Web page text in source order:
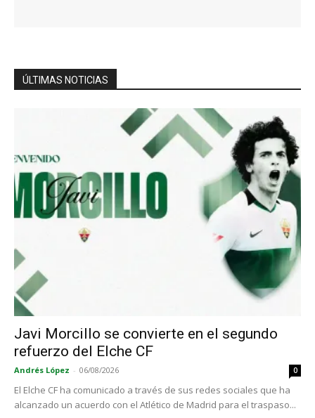
ÚLTIMAS NOTICIAS
Javi Morcillo se convierte en el segundo
refuerzo del Elche CF
Andrés López - 06/08/2026 0
El Elche CF ha comunicado a través de sus redes sociales que ha
alcanzado un acuerdo con el Atlético de Madrid para el traspaso...